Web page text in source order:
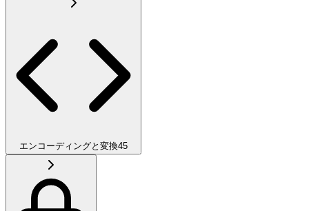
エンコーディングと変換45